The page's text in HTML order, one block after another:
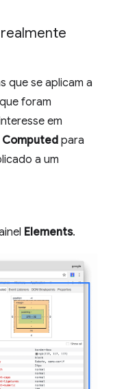
que se aplicam a
foram
em
Computed para
a um
Elements.